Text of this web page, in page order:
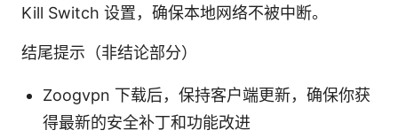
Kill Switch 设置，确保本地网络不被中断。
结尾提示（非结论部分）
Zoogvpn 下载后，保持客户端更新，确保你获
得最新的安全补丁和功能改进